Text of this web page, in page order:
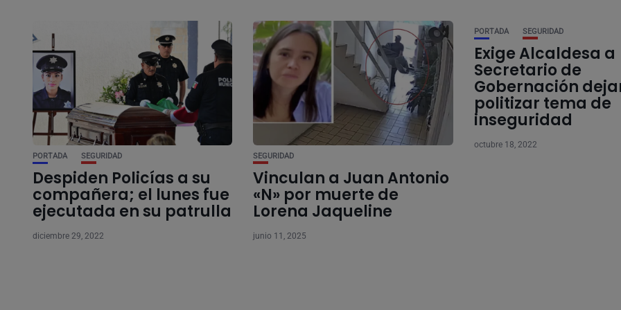
PORTADA SEGURIDAD
Despiden Policías a su
compañera; el lunes fue
ejecutada en su patrulla
diciembre 29, 2022
SEGURIDAD
Vinculan a Juan Antonio
«N» por muerte de
Lorena Jaqueline
junio 11, 2025
PORTADA SEGURIDAD
Exige Alcaldesa a
Secretario de
Gobernación
politizar tema de
inseguridad
octubre 18, 2022